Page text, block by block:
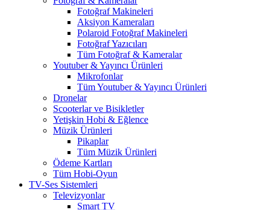
Fotoğraf Makineleri
Aksiyon Kameraları
Polaroid Fotoğraf Makineleri
Fotoğraf Yazıcıları
Tüm Fotoğraf & Kameralar
Youtuber & Yayıncı Ürünleri
Mikrofonlar
Tüm Youtuber & Yayıncı Ürünleri
Dronelar
Scooterlar ve Bisikletler
Yetişkin Hobi & Eğlence
Müzik Ürünleri
Pikaplar
Tüm Müzik Ürünleri
Ödeme Kartları
Tüm Hobi-Oyun
TV-Ses Sistemleri
Televizyonlar
Smart TV